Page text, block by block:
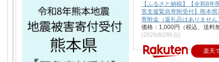
【ふるさと納税】【令和8年
害支援緊急寄附受付】熊本県
寄附金（返礼品はありません
価格：1,000円（税込、送料
(2026/8/2時点)
楽天